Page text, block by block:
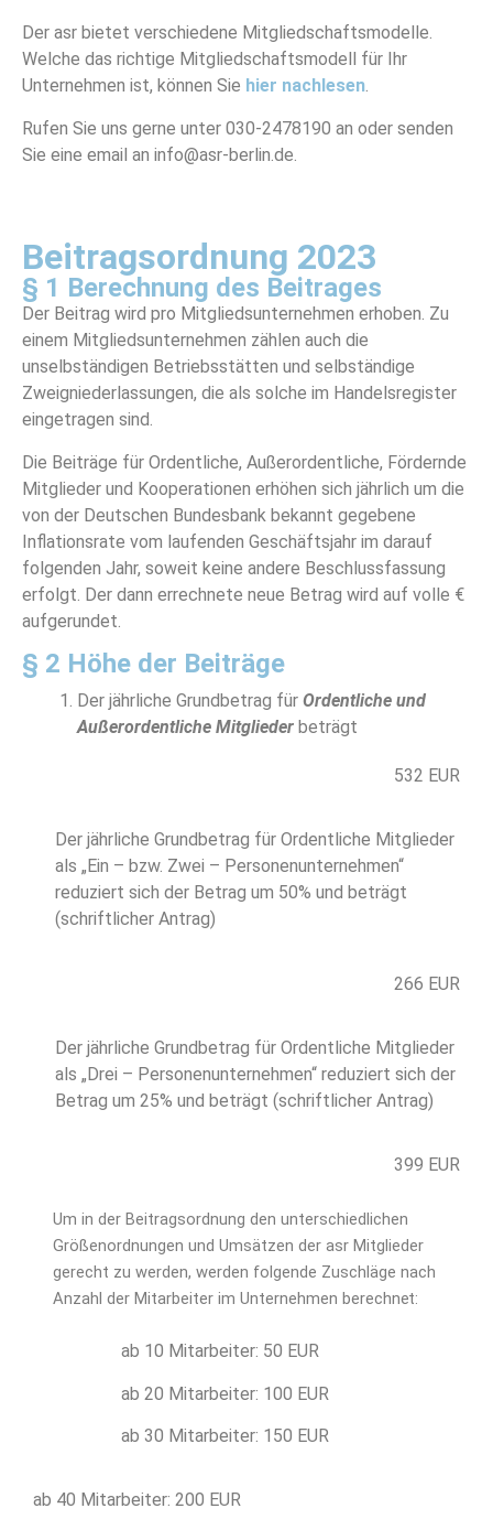
Der asr bietet verschiedene Mitgliedschaftsmodelle.
Welche das richtige Mitgliedschaftsmodell für Ihr
Unternehmen ist, können Sie hier nachlesen.
Rufen Sie uns gerne unter 030-2478190 an oder senden
Sie eine email an info@asr-berlin.de.
Beitragsordnung 2023
§ 1 Berechnung des Beitrages
Der Beitrag wird pro Mitgliedsunternehmen erhoben. Zu
einem Mitgliedsunternehmen zählen auch die
unselbständigen Betriebsstätten und selbständige
Zweigniederlassungen, die als solche im Handelsregister
eingetragen sind.
Die Beiträge für Ordentliche, Außerordentliche, Fördernde
Mitglieder und Kooperationen erhöhen sich jährlich um die
von der Deutschen Bundesbank bekannt gegebene
Inflationsrate vom laufenden Geschäftsjahr im darauf
folgenden Jahr, soweit keine andere Beschlussfassung
erfolgt. Der dann errechnete neue Betrag wird auf volle €
aufgerundet.
§ 2 Höhe der Beiträge
Der jährliche Grundbetrag für Ordentliche und
Außerordentliche Mitglieder beträgt
532 EUR
Der jährliche Grundbetrag für Ordentliche Mitglieder
als „Ein – bzw. Zwei – Personenunternehmen“
reduziert sich der Betrag um 50% und beträgt
(schriftlicher Antrag)
266 EUR
Der jährliche Grundbetrag für Ordentliche Mitglieder
als „Drei – Personenunternehmen“ reduziert sich der
Betrag um 25% und beträgt (schriftlicher Antrag)
399 EUR
Um in der Beitragsordnung den unterschiedlichen
Größenordnungen und Umsätzen der asr Mitglieder
gerecht zu werden, werden folgende Zuschläge nach
Anzahl der Mitarbeiter im Unternehmen berechnet:
ab 10 Mitarbeiter: 50 EUR
ab 20 Mitarbeiter: 100 EUR
ab 30 Mitarbeiter: 150 EUR
ab 40 Mitarbeiter: 200 EUR